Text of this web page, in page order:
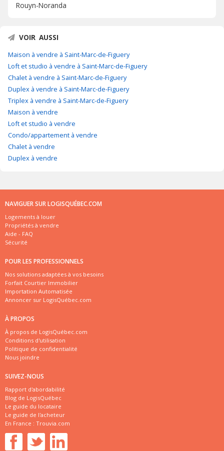
Rouyn-Noranda
VOIR AUSSI
Maison à vendre à Saint-Marc-de-Figuery
Loft et studio à vendre à Saint-Marc-de-Figuery
Chalet à vendre à Saint-Marc-de-Figuery
Duplex à vendre à Saint-Marc-de-Figuery
Triplex à vendre à Saint-Marc-de-Figuery
Maison à vendre
Loft et studio à vendre
Condo/appartement à vendre
Chalet à vendre
Duplex à vendre
NAVIGUER SUR LOGISQUÉBEC.COM
Logements à louer
Propriétés à vendre
Aide - FAQ
Sécurité
POUR LES PROFESSIONNELS
Nos solutions adaptées à vos besoins
Forfait Courtier Immobilier
Importation Automatisée
Annoncer sur LogisQuébec.com
À PROPOS
À propos de LogisQuébec.com
Conditions d'utilisation
Politique de confidentialité
Nous joindre
SUIVEZ-NOUS
Rapport d'abordabilité
Blog de LogisQuébec
Le guide du locataire
Le guide de l'acheteur
En France : Trouvia.com